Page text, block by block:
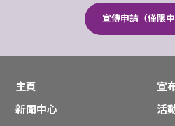
宣傳申請（僅限中
主頁
宣
新聞中心
活